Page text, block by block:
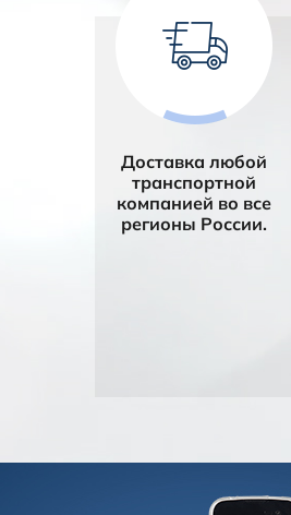
Доставка любой
транспортной
компанией во все
регионы России.